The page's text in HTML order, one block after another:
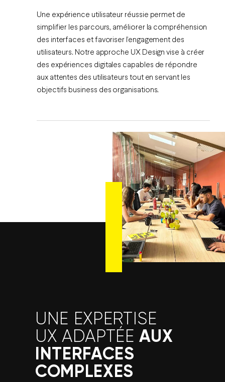
Une expérience utilisateur réussie permet de
simplifier les parcours, améliorer la compréhension
des interfaces et favoriser l’engagement des
utilisateurs. Notre approche UX Design vise à créer
des expériences digitales capables de répondre
aux attentes des utilisateurs tout en servant les
objectifs business des organisations.
UNE EXPERTISE
UX ADAPTÉEAUX
INTERFACES
COMPLEXES